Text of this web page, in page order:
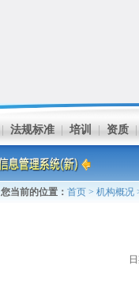
法规标准|培训 资质
您当前的位置： 首页> 机构概况